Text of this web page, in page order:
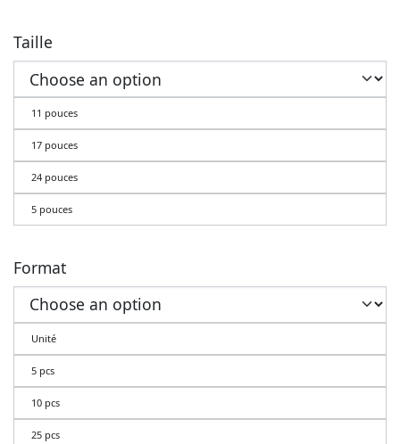
Taille
11 pouces
17 pouces
24 pouces
5 pouces
Format
Unité
5 pcs
10 pcs
25 pcs